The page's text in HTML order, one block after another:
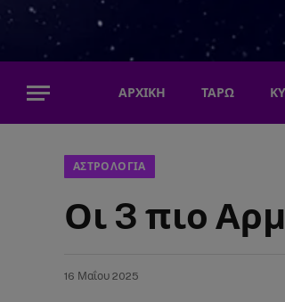
ΑΡΧΙΚΗ ΤΑΡΩ
ΑΣΤΡΟΛΟΓΙΑ
Οι 3 πιο
16 Μαΐου 2025